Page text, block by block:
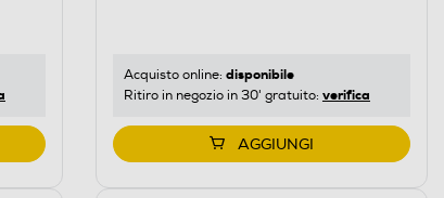
Acquisto online: disponibile
Ritiro in negozio in 30' gratuito: verifica
AGGIUNGI